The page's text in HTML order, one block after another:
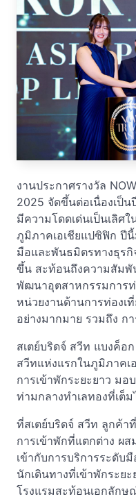
งานประกาศรางวัล
2025 จัดขึ้นต่อเนื่องเป็
มีความโดดเด่นเป็นเลิศ
ภูมิภาคเอเชียแปซิฟิก ปี
มือและพันธมิตรทางธุรกิ
ขึ้น สะท้อนถึงความสัมพั
พัฒนาอุตสาหกรรมการท่
หน่วยงานด้านการท่องเ
อย่างมากมาย รวมถึง ก
สเตย์บริดจ์ สวีท แบงค็อ
สวีทแห่งแรกในภูมิภาคเ
การเข้าพักระยะยาว มอ
ท่ามกลางทำเลทองที่เต็
ที่สเตย์บริดจ์ สวีท ลูกค้า
การเข้าพักที่แตกต่าง ผ
เข้ากับการบริการระดับ
นักเดินทางที่เข้าพักระย
โรงแรมสะท้อนเอกลักษ